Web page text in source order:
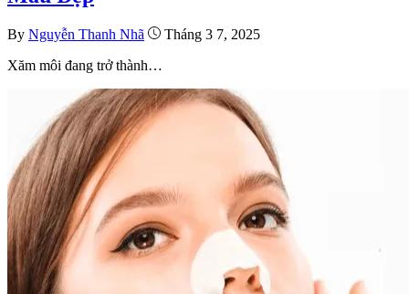
By Nguyễn Thanh Nhã
Tháng 3 7, 2025
Xăm môi đang trở thành…